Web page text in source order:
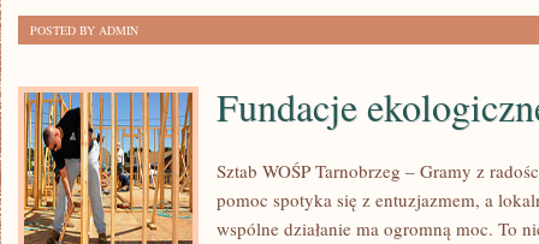
POSTED BY ADMIN
Fundacje
Sztab WOŚP Tarnobrzeg – Gramy z
pomoc spotyka się z entuzjazmem, a
wspólne działanie ma ogromną moc. To